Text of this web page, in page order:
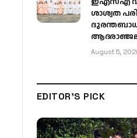
ശാശ്വത
August 5,
EDITOR'S PICK